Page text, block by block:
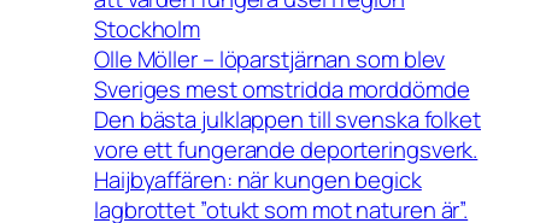
Stockholm
Olle Möller – löparstjärnan som blev
Sveriges mest omstridda morddömde
Den bästa julklappen till svenska folket
vore ett fungerande deporteringsverk.
Haijbyaffären: när kungen begick
lagbrottet ”otukt som mot naturen är”.